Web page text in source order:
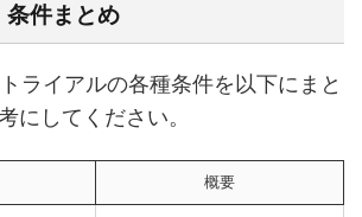
条件まとめ
ライアルの各種条件を以下にまと
にしてください。
概要